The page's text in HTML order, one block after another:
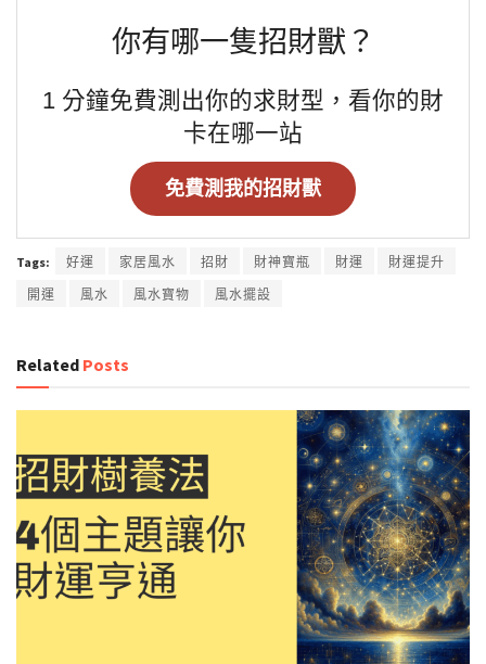
你有哪一隻招財獸？
1 分鐘免費測出你的求財型，看你的財
卡在哪一站
免費測我的招財獸
Tags: 好運 家居風水 招財 財神寶瓶 財運
財運提升
開運
風水 風水寶物 風水擺設
Related Posts